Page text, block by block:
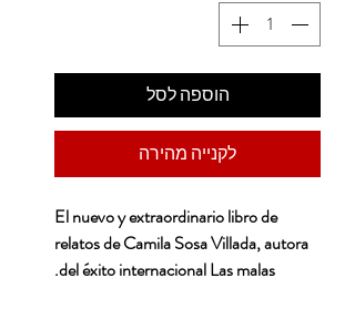
הוספה לסל
לקנייה מהירה
El nuevo y extraordinario libro de
relatos de Camila Sosa Villada, autora
del éxito internacional Las malas.